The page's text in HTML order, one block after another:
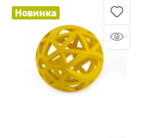
Новинка